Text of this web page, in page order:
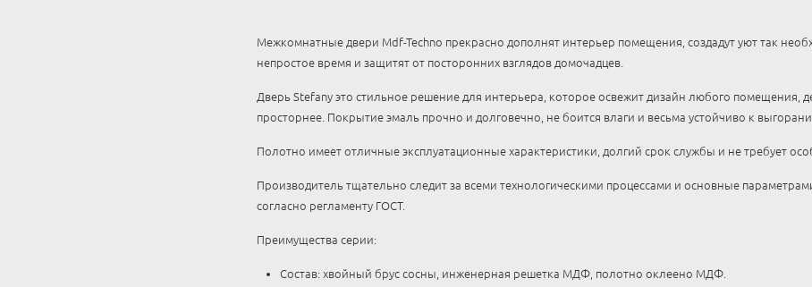
Межкомнатные двери Mdf-Techno прекрасно дополнят интерьер помещения, создадут уют так
непростое время и защитят от посторонних взглядов домочадцев.
Дверь Stefany это стильное решение для интерьера, которое освежит дизайн любого помещения,
просторнее. Покрытие эмаль прочно и долговечно, не боится влаги и весьма устойчиво к
Полотно имеет отличные эксплуатационные характеристики, долгий срок службы и не требует
Производитель тщательно следит за всеми технологическими процессами и основные
согласно регламенту ГОСТ.
Преимущества серии:
Состав: хвойный брус сосны, инженерная решетка МДФ, полотно оклеено МДФ.